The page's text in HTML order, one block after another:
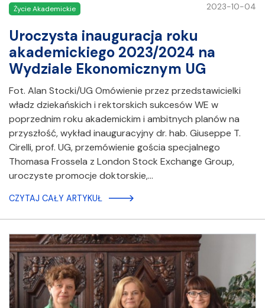
Życie Akademickie 2023-10-04
Uroczysta inauguracja roku
akademickiego 2023/2024 na
Wydziale Ekonomicznym UG
Fot. Alan Stocki/UG Omówienie przez przedstawicielki
władz dziekańskich i rektorskich sukcesów WE w
poprzednim roku akademickim i ambitnych planów na
przyszłość, wykład inauguracyjny dr. hab. Giuseppe T.
Cirelli, prof. UG, przemówienie gościa specjalnego
Thomasa Frossela z London Stock Exchange Group,
uroczyste promocje doktorskie,…
CZYTAJ CAŁY ARTYKUŁ